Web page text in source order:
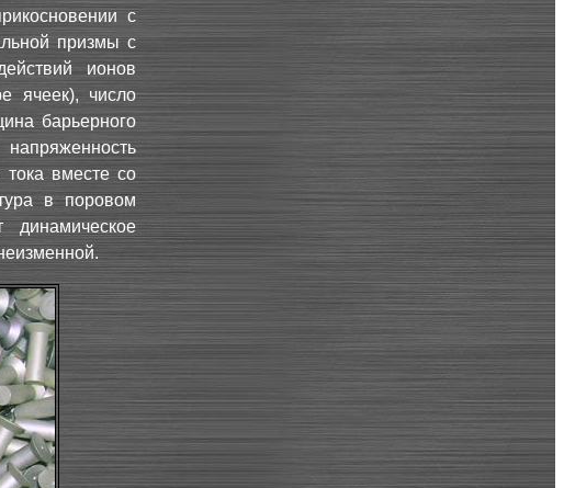
с
призмы с
ионов
ячеек), число
барьерного
тока вместе со
в поровом
динамическое